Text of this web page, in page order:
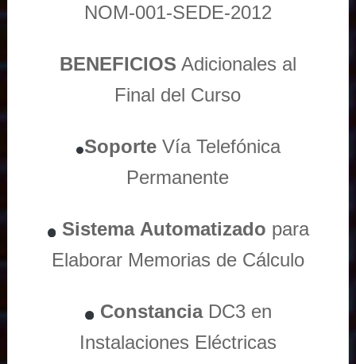
NOM-001-SEDE-2012
BENEFICIOS Adicionales al
Final del Curso
Soporte Vía Telefónica
Permanente
Sistema Automatizado para
Elaborar Memorias de Cálculo
ConstanciaDC3 en
Instalaciones Eléctricas